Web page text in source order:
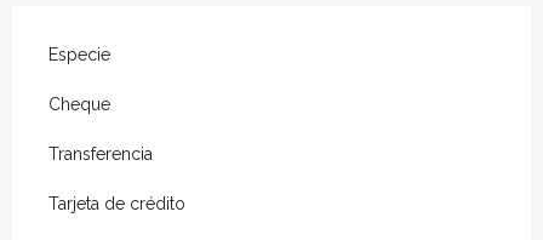
Especie
Cheque
Transferencia
Tarjeta de crédito